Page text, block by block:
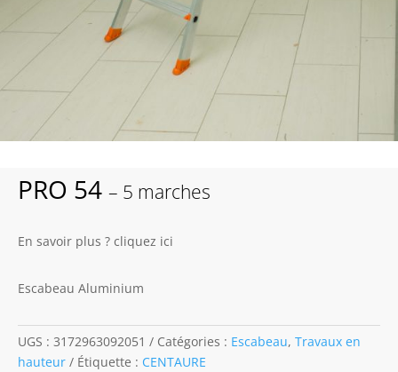
PRO 54 – 5 marches
En savoir plus ? cliquez ici
Escabeau Aluminium
UGS : 3172963092051 Catégories : Escabeau, Travaux en
hauteur
Étiquette : CENTAURE